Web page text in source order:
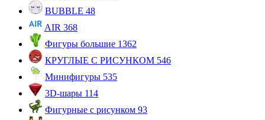
BUBBLE 48
AIR 368
Фигуры большие 1362
КРУГЛЫЕ С РИСУНКОМ 546
Минифигуры 535
3D-шары 114
Фигурные с рисунком 93